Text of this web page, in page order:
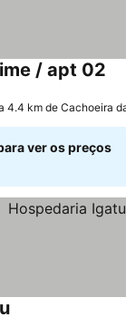
/ apt 02
4.4 km de Cachoeira
ver os preços